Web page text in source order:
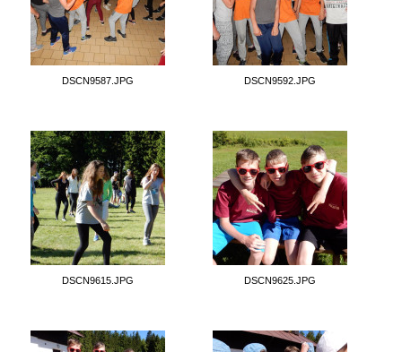
DSCN9587.JPG DSCN9592.JPG
DSCN9615.JPG DSCN9625.JPG